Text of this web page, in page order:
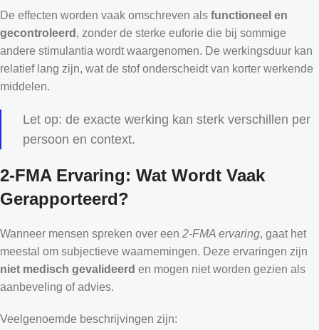
De effecten worden vaak omschreven als functioneel en
gecontroleerd , zonder de sterke euforie die bij sommige
andere stimulantia wordt waargenomen. De werkingsduur kan
relatief lang zijn, wat de stof onderscheidt van korter werkende
middelen.
Let op: de exacte werking kan sterk verschillen per
persoon en context.
2-FMA Ervaring: Wat Wordt Vaak
Gerapporteerd?
Wanneer mensen spreken over een 2-FMA ervaring, gaat het
meestal om subjectieve waarnemingen. Deze ervaringen zijn
niet medisch gevalideerd en mogen niet worden gezien als
aanbeveling of advies.
Veelgenoemde beschrijvingen zijn: